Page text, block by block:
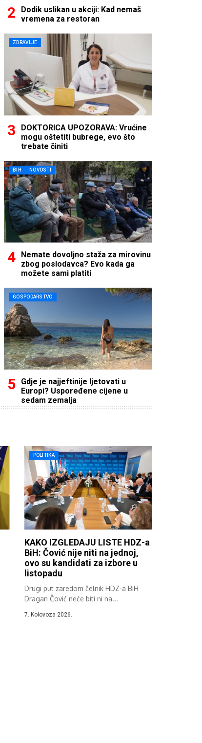
Dodik uslikan u akciji: Kad nemaš
vremena za restoran
ZDRAVLJE
DOKTORICA UPOZORAVA: Vrućine
mogu oštetiti bubrege, evo što
trebate činiti
BIH NOVOSTI
Nemate dovoljno staža za mirovinu
zbog poslodavca? Evo kada ga
možete sami platiti
GOSPODARSTVO
Gdje je najjeftinije ljetovati u
Europi? Uspoređene cijene u
sedam zemalja
POLITIKA
KAKO IZGLEDAJU LISTE HDZ-a
BiH: Čović nije niti na jednoj,
ovo su kandidati za izbore u
listopadu
Drugi put zaredom čelnik HDZ-a BiH
Dragan Čović neće biti ni na...
7. Kolovoza 2026.